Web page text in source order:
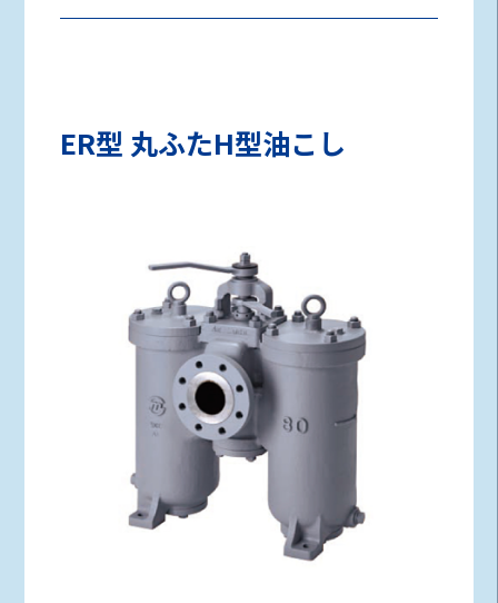
ER型 丸ふたH型油こし